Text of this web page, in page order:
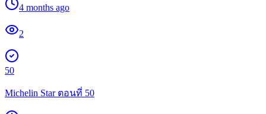
4 months ago
2
50
Michelin Star ตอนที่ 50